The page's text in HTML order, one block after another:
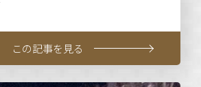
この記事を見る